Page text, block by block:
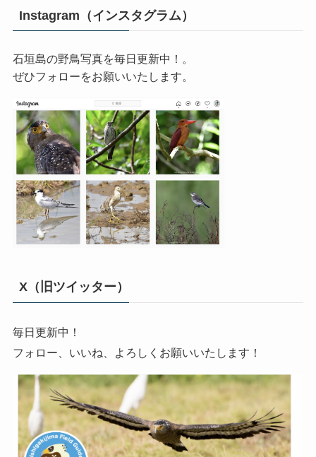
Instagram（インスタグラム）
石垣島の野鳥写真を毎日更新中！。
ぜひフォローをお願いいたします。
X（旧ツイッター）
毎日更新中！
フォロー、いいね、よろしくお願いいたします！